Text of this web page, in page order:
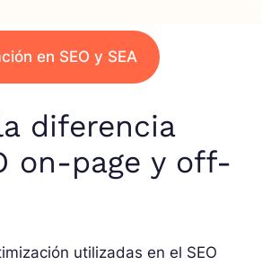
en SEO y SEA
diferencia
on-page y off-
utilizadas en el SEO